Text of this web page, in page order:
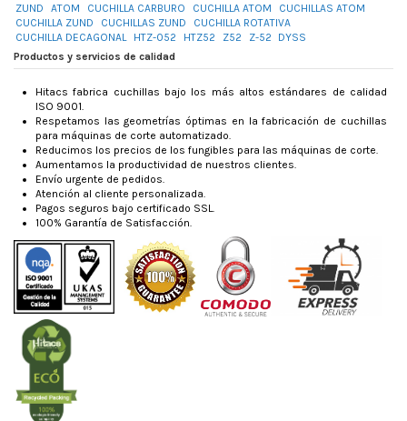
ZUND ATOM CUCHILLA CARBURO CUCHILLA ATOM
CUCHILLAS ATOM
CUCHILLA ZUND
CUCHILLAS ZUND
CUCHILLA ROTATIVA
CUCHILLA DECAGONAL
HTZ-052 HTZ52 Z52 Z-52
DYSS
Productos y servicios de calidad
Hitacs fabrica cuchillas bajo los más altos estándares de calidad
ISO 9001.
Respetamos las geometrías óptimas en la fabricación de cuchillas
para máquinas de corte automatizado.
Reducimos los precios de los fungibles para las máquinas de corte.
Aumentamos la productividad de nuestros clientes.
Envío urgente de pedidos.
Atención al cliente personalizada.
Pagos seguros bajo certificado SSL.
100% Garantía de Satisfacción.